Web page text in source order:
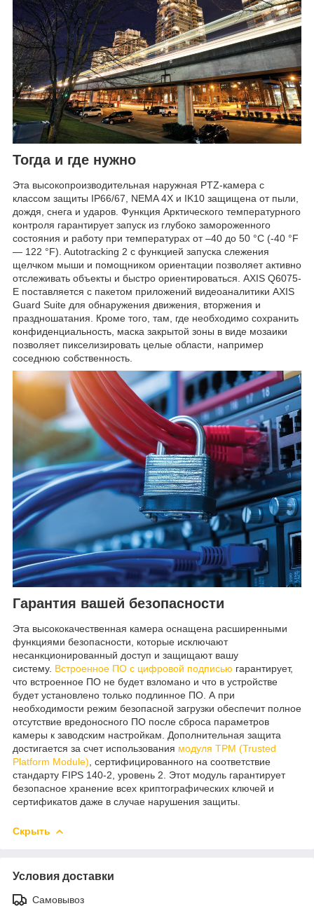
Тогда и где нужно
Эта высокопроизводительная наружная PTZ-камера с
классом защиты IP66/67, NEMA 4X и IK10 защищена от пыли,
дождя, снега и ударов. Функция Арктического температурного
контроля гарантирует запуск из глубоко замороженного
состояния и работу при температурах от –40 до 50 °C (-40 °F
— 122 °F). Autotracking 2 с функцией запуска слежения
щелчком мыши и помощником ориентации позволяет активно
отслеживать объекты и быстро ориентироваться. AXIS Q6075-
E поставляется с пакетом приложений видеоаналитики AXIS
Guard Suite для обнаружения движения, вторжения и
праздношатания. Кроме того, там, где необходимо сохранить
конфиденциальность, маска закрытой зоны в виде мозаики
позволяет пикселизировать целые области, например
соседнюю собственность.
Гарантия вашей безопасности
Эта высококачественная камера оснащена расширенными
функциями безопасности, которые исключают
несанкционированный доступ и защищают вашу
систему. Встроенное ПО с цифровой подписью гарантирует,
что встроенное ПО не будет взломано и что в устройстве
будет установлено только подлинное ПО. А при
необходимости режим безопасной загрузки обеспечит полное
отсутствие вредоносного ПО после сброса параметров
камеры к заводским настройкам. Дополнительная защита
достигается за счет использования модуля TPM (Trusted
Platform Module) , сертифицированного на соответствие
стандарту FIPS 140-2, уровень 2. Этот модуль гарантирует
безопасное хранение всех криптографических ключей и
сертификатов даже в случае нарушения защиты.
Скрыть
Условия доставки
Самовывоз